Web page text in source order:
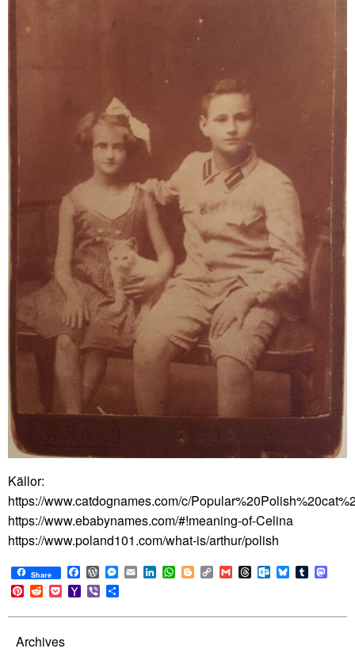
Källor:
https://www.catdognames.com/c/
https://www.ebabynames.com/#!meaning-of-Celina
https://www.poland101.com/what-is/arthur/polish
Share Facebook
WordPress
Messenger
EmailLinkedIn
WhatsApp
BloggerCopy
Link
GmailThreadsOutlook.com
BlueskyTumblr
Pinterest
RedditPocketYahoo
Mail
Viber
Archives